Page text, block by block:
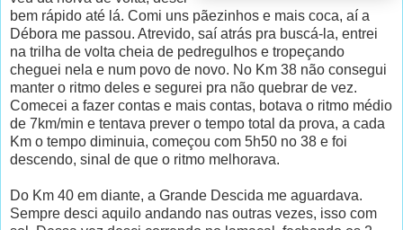
bem rápido até lá. Comi uns pãezinhos e mais coca, aí a
Débora me passou. Atrevido, saí atrás pra buscá-la, entrei
na trilha de volta cheia de pedregulhos e tropeçando
cheguei nela e num povo de novo. No Km 38 não consegui
manter o ritmo deles e segurei pra não quebrar de vez.
Comecei a fazer contas e mais contas, botava o ritmo médio
de 7km/min e tentava prever o tempo total da prova, a cada
Km o tempo diminuia, começou com 5h50 no 38 e foi
descendo, sinal de que o ritmo melhorava.
Do Km 40 em diante, a Grande Descida me aguardava.
Sempre desci aquilo andando nas outras vezes, isso com